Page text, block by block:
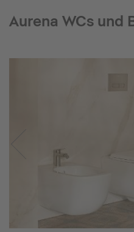
Aurena WCs und